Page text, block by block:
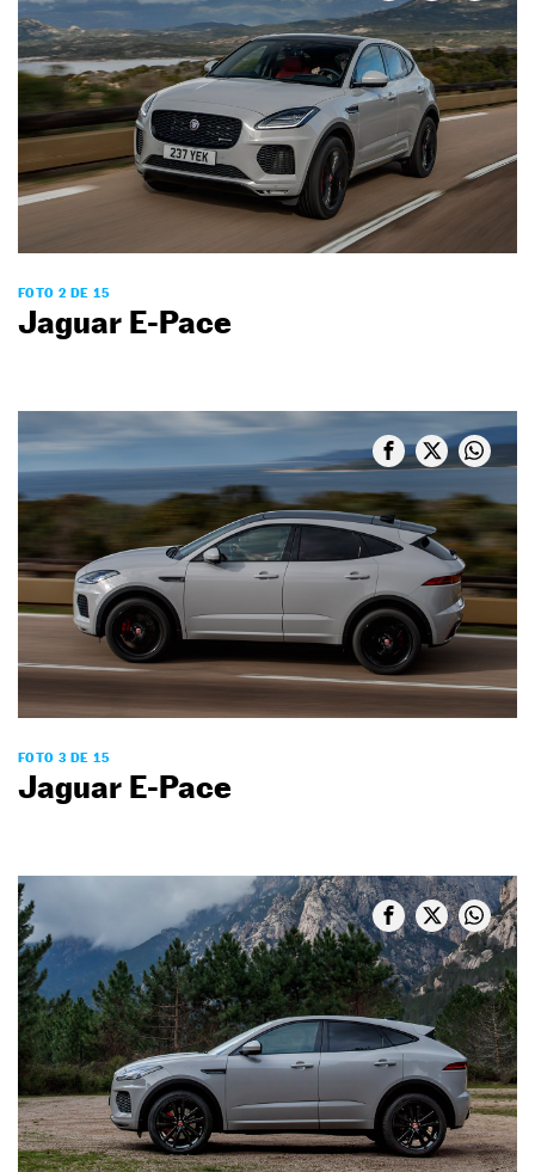
FOTO 2 DE 15
Jaguar E-Pace
FOTO 3 DE 15
Jaguar E-Pace